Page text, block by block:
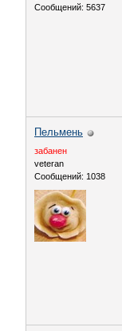
Сообщений: 5637
Пельмень
забанен
veteran
Сообщений: 1038